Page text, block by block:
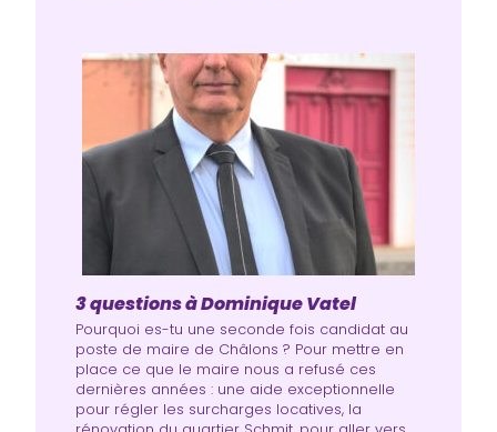
3 questions à Dominique Vatel
Pourquoi es-tu une seconde fois candidat au
poste de maire de Châlons ? Pour mettre en
place ce que le maire nous a refusé ces
dernières années : une aide exceptionnelle
pour régler les surcharges locatives, la